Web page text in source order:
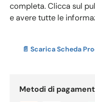
completa. Clicca sul
e avere tutte le
📄 Scarica Scheda
Metodi di